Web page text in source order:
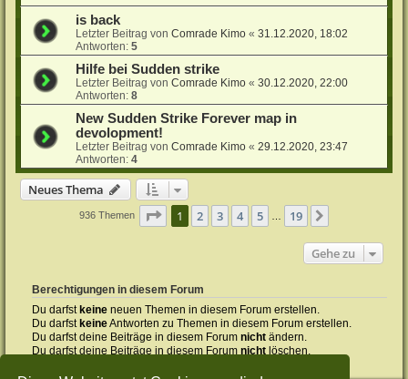
is back
Letzter Beitrag vonComrade Kimo «31.12.2020, 18:02
Antworten:5
Hilfe bei Sudden strike
Letzter Beitrag vonComrade Kimo «30.12.2020, 22:00
Antworten:8
New Sudden Strike Forever map in
devolopment!
Letzter Beitrag vonComrade Kimo «29.12.2020, 23:47
Antworten:4
Neues Thema
936 Themen Seite 1von 19
1 2 3 4 5 19
Gehe zu
Berechtigungen in diesem Forum
Du darfst keine neuen Themen in diesem Forum erstellen.
Du darfst keineAntworten zu Themen in diesem Forum erstellen.
Du darfst deine Beiträge in diesem Forumnicht ändern.
Du darfst deine Beiträge in diesem Forumnicht löschen.